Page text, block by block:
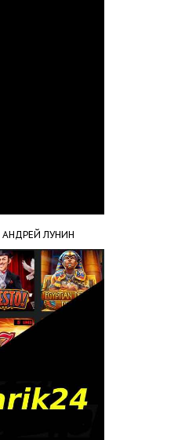
АНДРЕЙ ЛУНИН